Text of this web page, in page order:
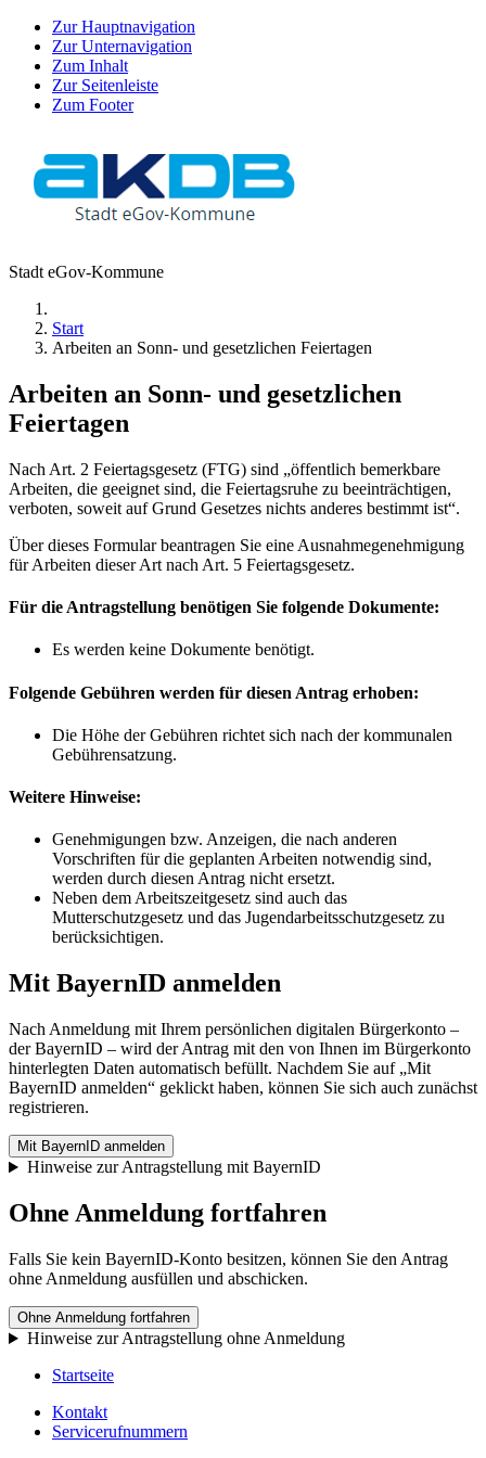
Zur Hauptnavigation
Zur Unternavigation
Zum Inhalt
Zur Seitenleiste
Zum Footer
Stadt eGov-Kommune
Start
Arbeiten an Sonn- und gesetzlichen Feiertagen
Arbeiten an Sonn- und gesetzlichen
Feiertagen
Nach Art. 2 Feiertagsgesetz (FTG) sind „öffentlich bemerkbare
Arbeiten, die geeignet sind, die Feiertagsruhe zu beeinträchtigen,
verboten, soweit auf Grund Gesetzes nichts anderes bestimmt ist“.
Über dieses Formular beantragen Sie eine Ausnahmegenehmigung
für Arbeiten dieser Art nach Art. 5 Feiertagsgesetz.
Für die Antragstellung benötigen Sie folgende Dokumente:
Es werden keine Dokumente benötigt.
Folgende Gebühren werden für diesen Antrag erhoben:
Die Höhe der Gebühren richtet sich nach der kommunalen
Gebührensatzung.
Weitere Hinweise:
Genehmigungen bzw. Anzeigen, die nach anderen
Vorschriften für die geplanten Arbeiten notwendig sind,
werden durch diesen Antrag nicht ersetzt.
Neben dem Arbeitszeitgesetz sind auch das
Mutterschutzgesetz und das Jugendarbeitsschutzgesetz zu
berücksichtigen.
Mit BayernID anmelden
Nach Anmeldung mit Ihrem persönlichen digitalen Bürgerkonto –
der BayernID – wird der Antrag mit den von Ihnen im Bürgerkonto
hinterlegten Daten automatisch befüllt. Nachdem Sie auf „Mit
BayernID anmelden“ geklickt haben, können Sie sich auch zunächst
registrieren.
Mit BayernID anmelden
Hinweise zur Antragstellung mit BayernID
Ohne Anmeldung fortfahren
Falls Sie kein BayernID-Konto besitzen, können Sie den Antrag
ohne Anmeldung ausfüllen und abschicken.
Ohne Anmeldung fortfahren
Hinweise zur Antragstellung ohne Anmeldung
Startseite
Kontakt
Servicerufnummern